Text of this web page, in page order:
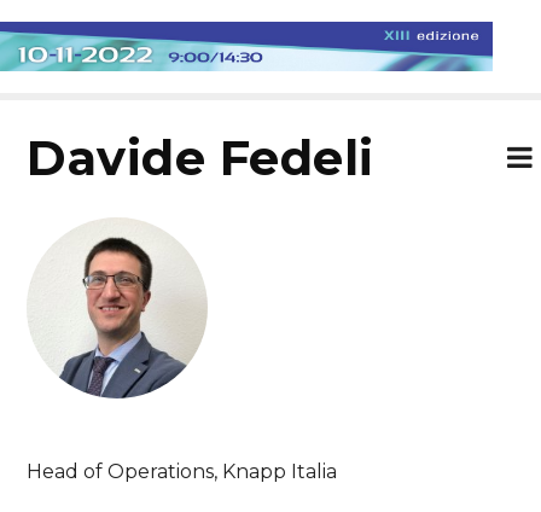
Davide Fedeli
Head of Operations, Knapp Italia